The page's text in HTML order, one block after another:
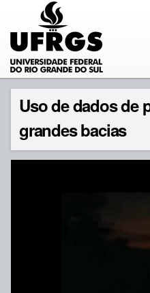
Uso de dados de
grandes bacias